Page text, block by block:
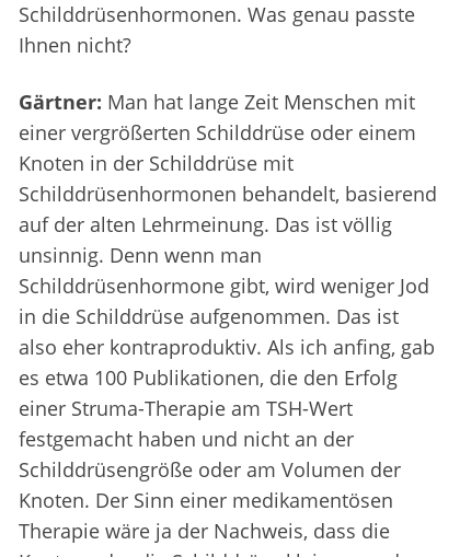
Schilddrüsenhormonen. Was genau passte
Ihnen nicht?
Gärtner: Man hat lange Zeit Menschen mit
einer vergrößerten Schilddrüse oder einem
Knoten in der Schilddrüse mit
Schilddrüsenhormonen behandelt, basierend
auf der alten Lehrmeinung. Das ist völlig
unsinnig. Denn wenn man
Schilddrüsenhormone gibt, wird weniger Jod
in die Schilddrüse aufgenommen. Das ist
also eher kontraproduktiv. Als ich anfing, gab
es etwa 100 Publikationen, die den Erfolg
einer Struma-Therapie am TSH-Wert
festgemacht haben und nicht an der
Schilddrüsengröße oder am Volumen der
Knoten. Der Sinn einer medikamentösen
Therapie wäre ja der Nachweis, dass die